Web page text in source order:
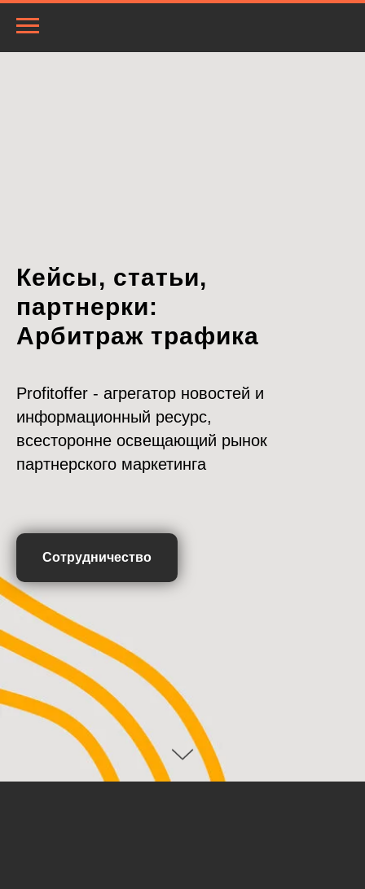
Кейсы, статьи,
партнерки:
Арбитраж трафика
Profitoffer - агрегатор новостей и
информационный ресурс,
всесторонне освещающий рынок
партнерского маркетинга
Сотрудничество